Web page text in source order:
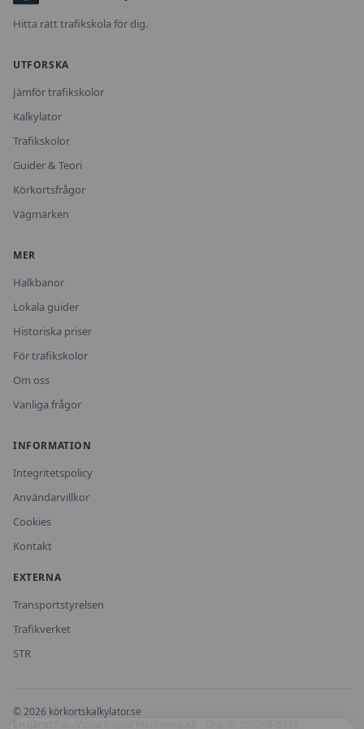
Hitta rätt trafikskola för dig.
UTFORSKA
Jämför trafikskolor
Kalkylator
Trafikskolor
Guider & Teori
Körkortsfrågor
Vägmärken
MER
Halkbanor
Lokala guider
Historiska priser
För trafikskolor
Om oss
Vanliga frågor
INFORMATION
Integritetspolicy
Användarvillkor
Cookies
Kontakt
EXTERNA
Transportstyrelsen
Trafikverket
STR
©2026 körkortskalkylator.se
En tjänst från